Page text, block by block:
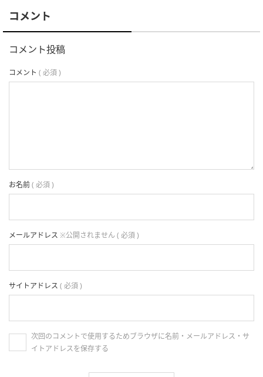
コメント
コメント投稿
コメント ( 必須 )
お名前( 必須 )
メールアドレス ※公開されません ( 必須 )
サイトアドレス ( 必須 )
次回のコメントで使用するためブラウザに名前・メールアドレス・サ
イトアドレスを保存する